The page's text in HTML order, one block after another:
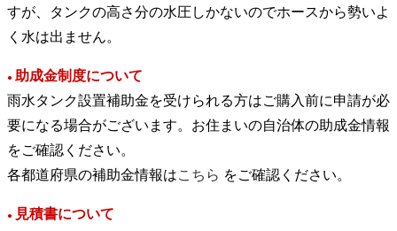
すが、タンクの高さ分の水圧しかないのでホースから勢いよ
く水は出ません。
● 助成金制度について
雨水タンク設置補助金を受けられる方はご購入前に申請が必
要になる場合がございます。お住まいの自治体の助成金情報
をご確認ください。
各都道府県の補助金情報はこちら をご確認ください。
●
見積書について